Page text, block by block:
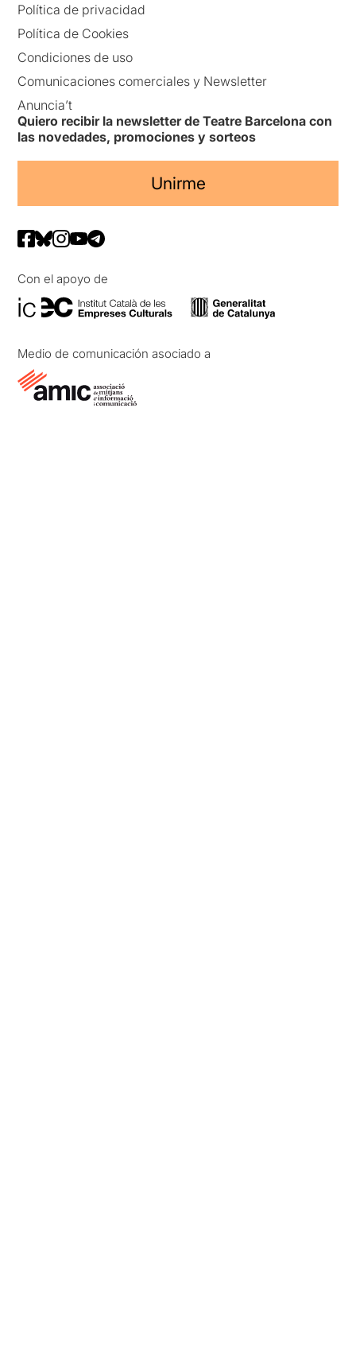
Política de privacidad
Política de Cookies
Condiciones de uso
Comunicaciones comerciales y Newsletter
Anuncia’t
Quiero recibir la newsletter de Teatre Barcelona con
las novedades, promociones y sorteos
Unirme
Con el apoyo de
Medio de comunicación asociado a